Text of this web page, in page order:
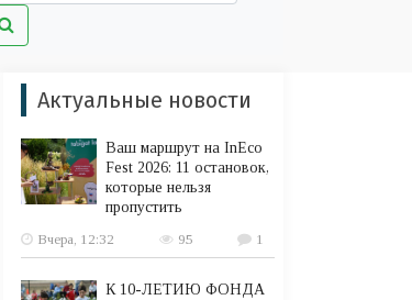
Актуальные новости
Ваш маршрут на InEco
Fest 2026: 11 остановок,
которые нельзя
пропустить
Вчера, 12:32
95 1
К 10-ЛЕТИЮ ФОНДА